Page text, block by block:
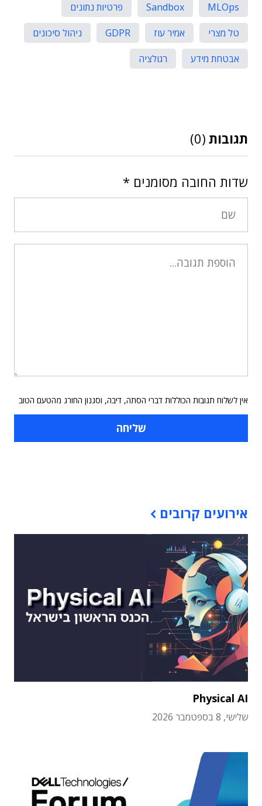
MLOps
Sandbox
פרטיות נתונים
טל מצרי
אמיר עוז GDPR
ניהול סיכונים
אבטחת מידע
רגולציה
תגובות (0)
שדות החובה מסומנים *
אין לשלוח תגובות הכוללות דברי הסתה, דיבה, וסגנון החורג מהטעם הטוב
אירועים קרובים
Physical AI
שלישי, 8 בספטמבר 2026